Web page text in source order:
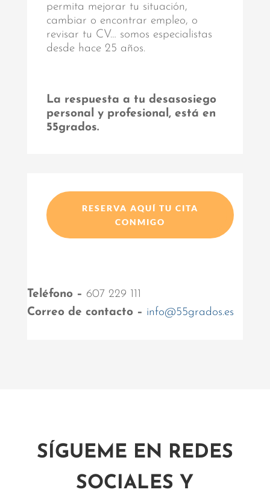
permita mejorar tu situación,
cambiar o encontrar empleo, o
revisar tu CV… somos especialistas
desde hace 25 años.
La respuesta a tu desasosiego
personal y profesional, está en
55grados.
RESERVA AQUÍ TU CITA
CONMIGO
Teléfono – 607 229 111
Correo de contacto – info@55grados.es
SÍGUEME EN REDES
SOCIALES Y